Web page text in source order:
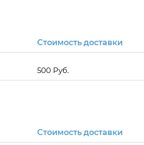
Стоимость доставки
500 Руб.
Стоимость доставки